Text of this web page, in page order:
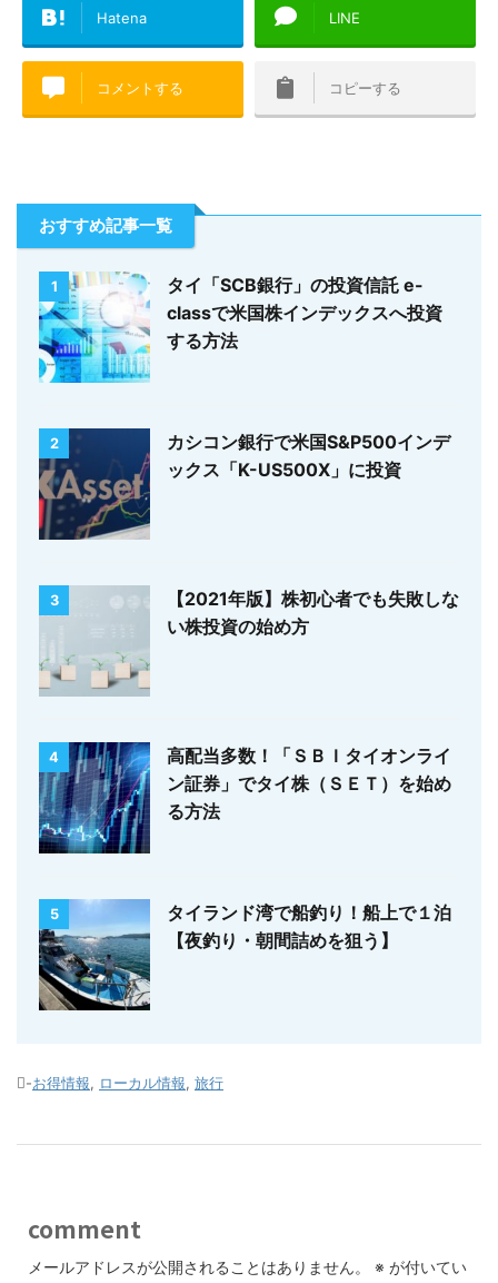
Hatena LINE
コメントする コピーする
おすすめ記事一覧
1
タイ「SCB銀行」の投資信託 e-
classで米国株インデックスへ投資
する方法
2
カシコン銀行で米国S&P500インデ
ックス「K-US500X」に投資
3
【2021年版】株初心者でも失敗しな
い株投資の始め方
4
高配当多数！「ＳＢＩタイオンライ
ン証券」でタイ株（ＳＥＴ）を始め
る方法
5
タイランド湾で船釣り！船上で１泊
【夜釣り・朝間詰めを狙う】
-お得情報, ローカル情報, 旅行
comment
メールアドレスが公開されることはありません。 ※ が付いてい